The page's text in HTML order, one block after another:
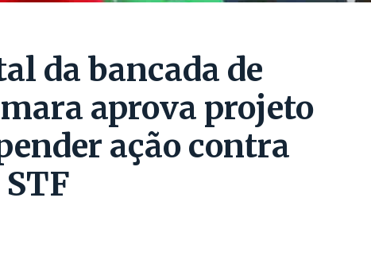
da bancada de
aprova projeto
ação contra